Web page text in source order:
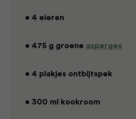
• 4 eieren
• 475 g groene asperges
• 4 plakjes ontbijtspek
• 300 ml kookroom